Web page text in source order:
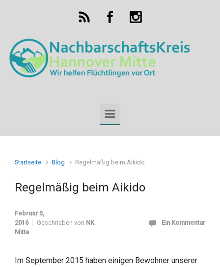
Zum Hauptinhalt springen
Startseite Blog Regelmäßig beim Aikido
Regelmäßig beim Aikido
Februar 5,
2016
Geschrieben von NK
Mitte
Ein Kommentar
Im September 2015 haben einigen Bewohner unserer